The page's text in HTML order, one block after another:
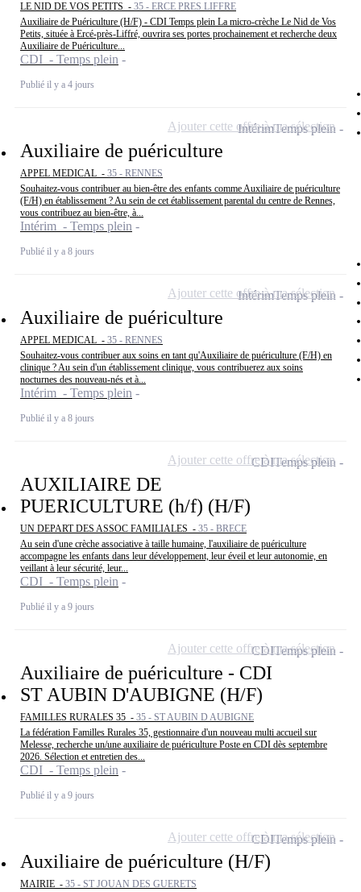
LE NID DE VOS PETITS - 35 - ERCE PRES LIFFRE
Auxiliaire de Puériculture (H/F) - CDI Temps plein La micro-crèche Le Nid de Vos
Petits, située à Ercé-près-Liffré, ouvrira ses portes prochainement et recherche deux
Auxiliaire de Puériculture...
CDI - Temps plein
Publié il y a 4 jours
Auxiliaire de puériculture
APPEL MEDICAL - 35 - RENNES
Souhaitez-vous contribuer au bien-être des enfants comme Auxiliaire de puériculture
(F/H) en établissement ? Au sein de cet établissement parental du centre de Rennes,
vous contribuez au bien-être, à...
Intérim - Temps plein
Publié il y a 8 jours
IntérimTemps plein
Ajouter cette offre à ma sélection
Auxiliaire de puériculture
APPEL MEDICAL - 35 - RENNES
Souhaitez-vous contribuer aux soins en tant qu'Auxiliaire de puériculture (F/H) en
clinique ? Au sein d'un établissement clinique, vous contribuerez aux soins
nocturnes des nouveau-nés et à...
Intérim - Temps plein
Publié il y a 8 jours
IntérimTemps plein
Ajouter cette offre à ma sélection
AUXILIAIRE DE
PUERICULTURE (h/f) (H/F)
UN DEPART DES ASSOC FAMILIALES - 35 - BRECE
Au sein d'une crèche associative à taille humaine, l'auxiliaire de puériculture
accompagne les enfants dans leur développement, leur éveil et leur autonomie, en
veillant à leur sécurité, leur...
CDI - Temps plein
Publié il y a 9 jours
CDITemps plein
Ajouter cette offre à ma sélection
Auxiliaire de puériculture - CDI
ST AUBIN D'AUBIGNE (H/F)
FAMILLES RURALES 35 - 35 - ST AUBIN D AUBIGNE
La fédération Familles Rurales 35, gestionnaire d'un nouveau multi accueil sur
Melesse, recherche un/une auxiliaire de puériculture Poste en CDI dès septembre
2026. Sélection et entretien des...
CDI - Temps plein
Publié il y a 9 jours
CDITemps plein
Ajouter cette offre à ma sélection
Auxiliaire de puériculture (H/F)
MAIRIE - 35 - ST JOUAN DES GUERETS
CDITemps plein
Ajouter cette offre à ma sélection